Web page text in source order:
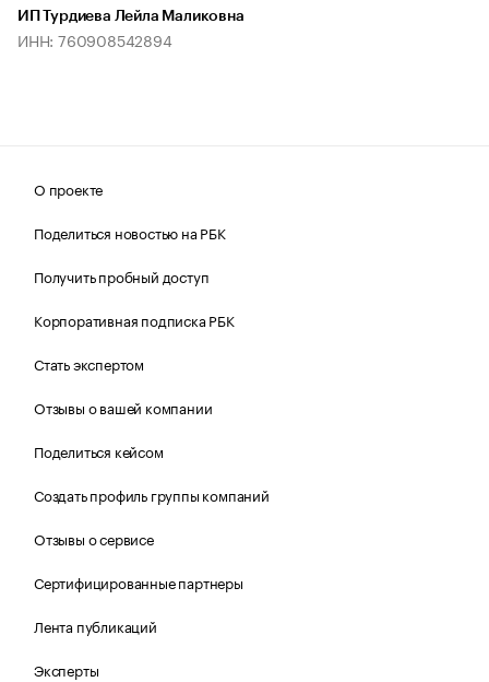
ИП Турдиева Лейла Маликовна
ИНН: 760908542894
О проекте
Поделиться новостью на РБК
Получить пробный доступ
Корпоративная подписка РБК
Стать экспертом
Отзывы о вашей компании
Поделиться кейсом
Создать профиль группы компаний
Отзывы о сервисе
Сертифицированные партнеры
Лента публикаций
Эксперты